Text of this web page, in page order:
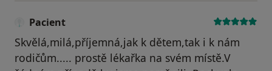
Pacient
Skvělá,milá,příjemná,jak k dětem,tak i k nám
rodičům..... prostě lékařka na svém místě.V